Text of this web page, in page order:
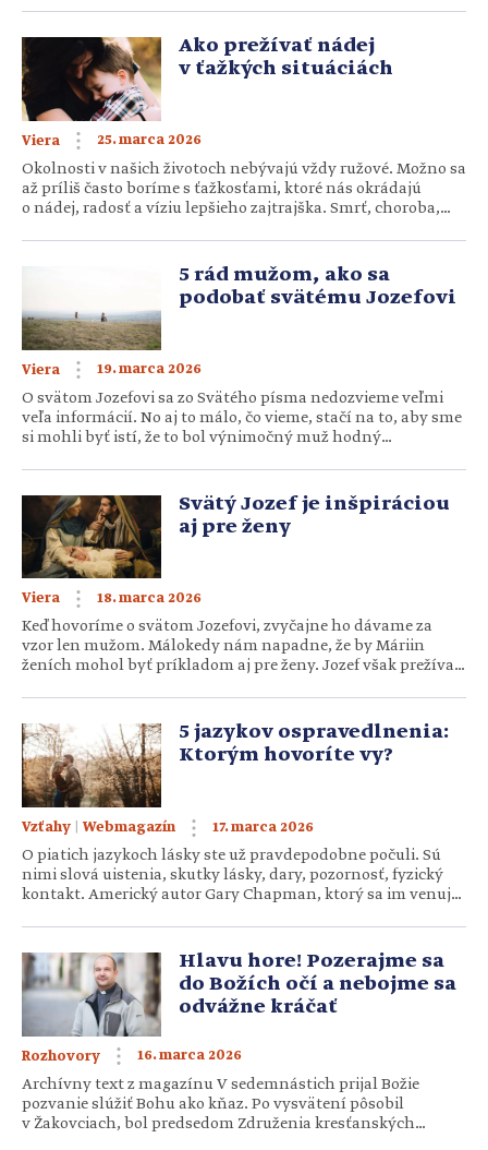
priestor, kde môžete slobodne dýchať a načerpať pokoj.
Chceme spoločne hľadať Boha nie preto, že musíme, ale
preto, že […]
Ako prežívať nádej
v ťažkých situáciách
Viera 25. marca 2026
Okolnosti v našich životoch nebývajú vždy ružové. Možno sa
až príliš často boríme s ťažkosťami, ktoré nás okrádajú
o nádej, radosť a víziu lepšieho zajtrajška. Smrť, choroba,
smútok, či beznádej nikdy nie sú ľahkými vecami. Vyžadujú
si čas a niekedy aj odbornú pomoc. V ťažkých situáciách
preto potrebujeme upierať svoj zrak na Otca […]
5 rád mužom, ako sa
podobať svätému Jozefovi
Viera 19. marca 2026
O svätom Jozefovi sa zo Svätého písma nedozvieme veľmi
veľa informácií. No aj to málo, čo vieme, stačí na to, aby sme
si mohli byť istí, že to bol výnimočný muž hodný
muža inšpirovať minimálne v týchto piatich veciach. 1.
Prijať výzvu Môžeme si povedať, že to mal Jozef ľahké. Byť
Svätý Jozef je inšpiráciou
aj pre ženy
Viera 18. marca 2026
Keď hovoríme o svätom Jozefovi, zvyčajne ho dávame za
vzor len mužom. Málokedy nám napadne, že by Máriin
ženích mohol byť príkladom aj pre ženy. Jozef však prežíval
ČO POVEDAŤ Ruku na srdce, my ženy často zápasíme s
potrebou mať posledné slovo. Jazyk […]5 jazykov ospravedlnenia:
Ktorým hovoríte vy?
Vzťahy Webmagazín 17. marca 2026
O piatich jazykoch lásky ste už pravdepodobne počuli. Sú
nimi slová uistenia, skutky lásky, dary, pozornosť, fyzický
kontakt. Americký autor Gary Chapman, ktorý sa im venuje,
pomôžu naučiť sa ospravedlňovať a zároveň aj odpúšťať.
Prepáč. Nehnevaj sa. Je mi to ľúto. Ospravedlňujem sa. Aj
tieto výrazy môžu byť vyjadrením […]Hlavu hore! Pozerajme sa
do Božích očí a nebojme sa
odvážne kráčať
Rozhovory 16. marca 2026
Archívny text z magazínu V sedemnástich prijal Božie
pozvanie slúžiť Bohu ako kňaz. Po vysvätení pôsobil
v Žakovciach, bol predsedom Združenia kresťanských